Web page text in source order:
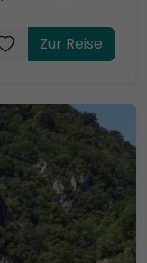
Zur Reise